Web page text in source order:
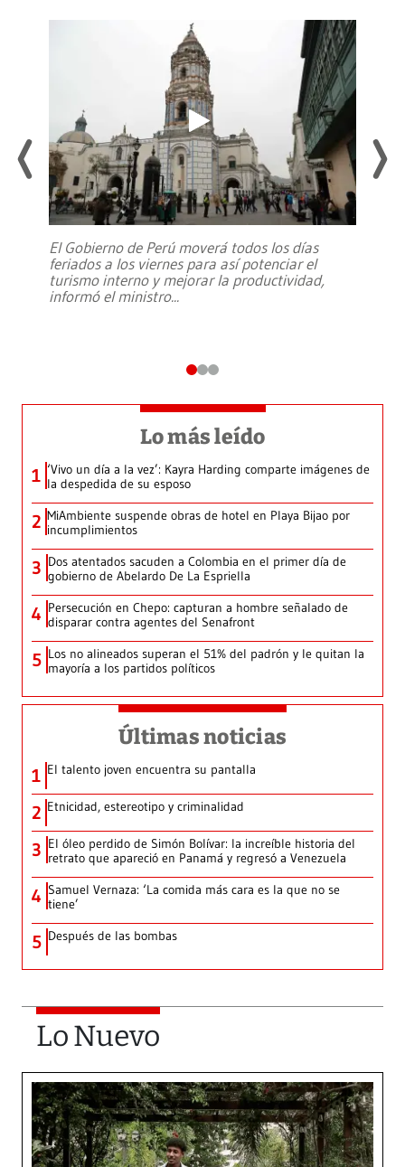
El Gobierno de Perú moverá todos los días
feriados a los viernes para así potenciar el
turismo interno y mejorar la productividad,
informó el ministro...
Lo más leído
1 ‘Vivo un día a la vez’: Kayra Harding comparte imágenes de
la despedida de su esposo
2 MiAmbiente suspende obras de hotel en Playa Bijao por
incumplimientos
3 Dos atentados sacuden a Colombia en el primer día de
gobierno de Abelardo De La Espriella
4 Persecución en Chepo: capturan a hombre señalado de
disparar contra agentes del Senafront
5 Los no alineados superan el 51% del padrón y le quitan la
mayoría a los partidos políticos
Últimas noticias
1 El talento joven encuentra su pantalla​
2 Etnicidad, estereotipo y criminalidad
3 El óleo perdido de Simón Bolívar: la increíble historia del
retrato que apareció en Panamá y regresó a Venezuela
4 Samuel Vernaza: ‘La comida más cara es la que no se
tiene’
5 Después de las bombas
Lo Nuevo